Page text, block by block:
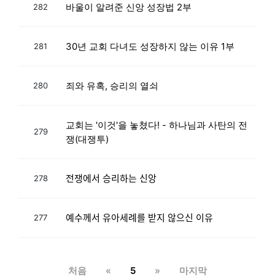
282 바울이 알려준 신앙 성장법 2부
281 30년 교회 다녀도 성장하지 않는 이유 1부
280 죄와 유혹, 승리의 열쇠
279
교회는 '이것'을 놓쳤다! - 하나님과 사탄의 전
쟁(대쟁투)
278 전쟁에서 승리하는 신앙
277 예수께서 유아세례를 받지 않으신 이유
처음 « 5 » 마지막